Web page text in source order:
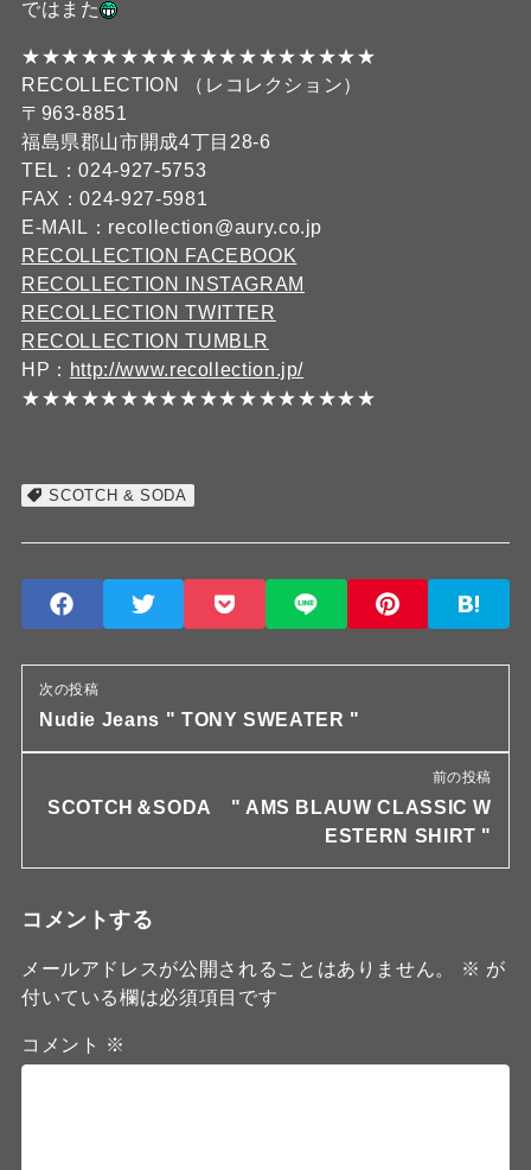
ではまた
★★★★★★★★★★★★★★★★★★
RECOLLECTION （レコレクション）
〒963-8851
福島県郡山市開成4丁目28-6
TEL：024-927-5753
FAX：024-927-5981
E-MAIL：recollection@aury.co.jp
RECOLLECTION FACEBOOK
RECOLLECTION INSTAGRAM
RECOLLECTION TWITTER
RECOLLECTION TUMBLR
HP： http://www.recollection.jp/
★★★★★★★★★★★★★★★★★★
SCOTCH & SODA
次の投稿
Nudie Jeans " TONY SWEATER "
前の投稿
SCOTCH＆SODA " AMS BLAUW CLASSIC W
ESTERN SHIRT "
コメントする
メールアドレスが公開されることはありません。 ※ が
付いている欄は必須項目です
コメント ※